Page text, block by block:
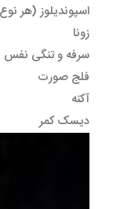
اسپوندیلوز (هر
زونا
سرفه و تنگی نفس
فلج صورت
آکنه
دیسک کمر